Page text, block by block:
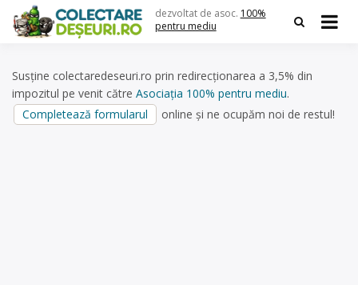
content
dezvoltat de asoc. 100%
pentru mediu
Susține colectaredeseuri.ro prin redirecționarea a 3,5% din
impozitul pe venit către Asociația 100% pentru mediu.
Completează formularul
online și ne ocupăm noi de restul!